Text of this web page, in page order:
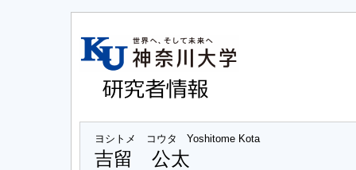
ヨシトメ コウタ Yoshitome Kota
吉留 公太